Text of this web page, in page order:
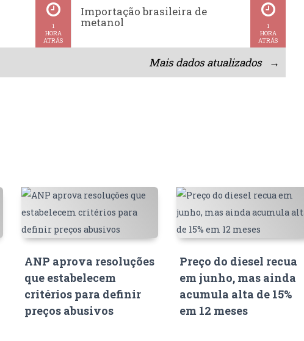
1
HORA
ATRÁS
Importação brasileira de
metanol
1
HORA
ATRÁS
Mais dados atualizados →
ANP aprova resoluções
que estabelecem
critérios para definir
preços abusivos
Preço do diesel recua
em junho, mas ainda
acumula alta de 15%
em 12 meses